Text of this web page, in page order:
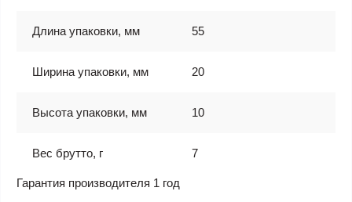
Длина упаковки, мм 55
Ширина упаковки, мм 20
Высота упаковки, мм 10
Вес брутто, г 7
Гарантия производителя 1 год